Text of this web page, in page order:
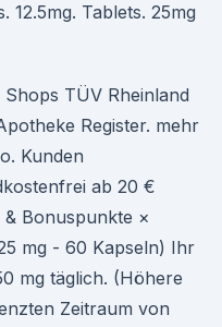
12.5mg. Tablets. 25mg
Shops TÜV Rheinland
Register. mehr
Kunden
ab 20 €
Bonuspunkte ×
mg - 60 Kapseln) Ihr
mg täglich. (Höhere
Zeitraum von